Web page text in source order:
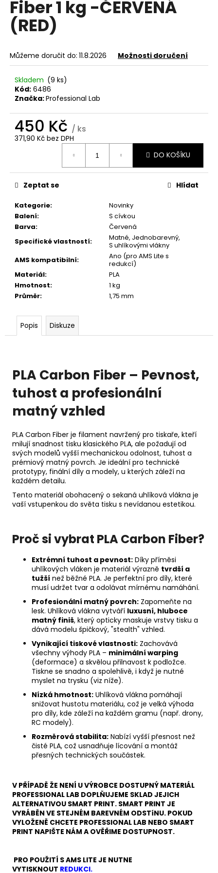
Fiber 1 kg -ČERVENÁ
(RED)
Můžeme doručit do: 11.8.2026 Možnosti doručení
Skladem (9 ks)
Kód: 6486
Značka:Professional Lab
450 Kč / ks
371,90 Kč bez DPH
DO KOŠÍKU
Kategorie:
Novinky
Balení:
S cívkou
Barva:
Červená
Specifické vlastností: Matné, Jednobarevný,
S uhlíkovými vlákny
AMS kompatibilní:
Ano (pro AMS Lite s
redukcí)
Materiál:
PLA
Hmotnost:
1 kg
Průměr: 1,75 mm
Zeptat se Hlídat
Popis Diskuze
PLA Carbon Fiber – Pevnost,
tuhost a profesionální
matný vzhled
PLA Carbon Fiber je filament navržený pro tiskaře, kteří
milují snadnost tisku klasického PLA, ale požadují od
svých modelů vyšší mechanickou odolnost, tuhost a
prémiový matný povrch. Je ideální pro technické
prototypy, finální díly a modely, u kterých záleží na
každém detailu.
Tento materiál obohacený o sekaná uhlíková vlákna je
vaší vstupenkou do světa tisku s nevídanou estetikou.
Proč si vybrat PLA Carbon Fiber?
Extrémní tuhost a pevnost: Díky příměsi
uhlíkových vláken je materiál výrazně tvrdší a
tužší než běžné PLA. Je perfektní pro díly, které
musí udržet tvar a odolávat mírnému namáhání.
Profesionální matný povrch: Zapomeňte na
lesk. Uhlíková vlákna vytváří luxusní, hluboce
matný finiš, který opticky maskuje vrstvy tisku a
dává modelu špičkový, "stealth" vzhled.
Vynikající tiskové vlastnosti: Zachovává
všechny výhody PLA – minimální warping
(deformace) a skvělou přilnavost k podložce.
Tiskne se snadno a spolehlivě, i když je nutné
myslet na trysku (viz níže).
Nízká hmotnost: Uhlíková vlákna pomáhají
snižovat hustotu materiálu, což je velká výhoda
pro díly, kde záleží na každém gramu (např. drony,
RC modely).
Rozměrová stabilita: Nabízí vyšší přesnost než
čisté PLA, což usnadňuje lícování a montáž
přesných technických součástek.
V PŘÍPADĚ ŽE NENÍ U VÝROBCE DOSTUPNÝ MATERIÁL
PROFESSIONAL LAB DOPLŇUJEME SKLAD JEJICH
ALTERNATIVOU SMART PRINT. SMART PRINT JE
VYRÁBĚN VE STEJNÉM BAREVNÉM ODSTíNU. POKUD
VYLOŽENĚ CHCETE PROFESSIONAL LAB NEBO SMART
PRINT NAPIŠTE NÁM A OVĚŘIME DOSTUPNOST.
PRO POUŽITÍ S AMS LITE JE NUTNE
VYTISKNOUT REDUKCI.
a
j
í
t
?
HLEDAT
p
o
u
č
u
m
e